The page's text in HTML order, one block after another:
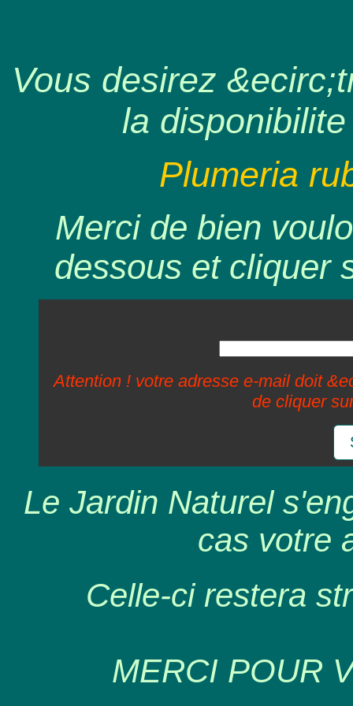
Vous desirez
la
Plumeria
Merci de bien
dessous et cliquer
Attention ! votre adresse e-mail doit
de cliquer
Le Jardin Naturel
cas votre
Celle-ci restera
MERCI POUR